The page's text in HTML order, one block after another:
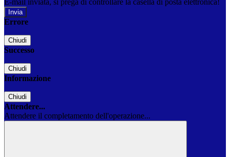
E-mail inviata, si prega di controllare la casella di posta elettronica!
Errore
Chiudi
Successo
Chiudi
Informazione
Chiudi
Attendere...
Attendere il completamento dell'operazione...